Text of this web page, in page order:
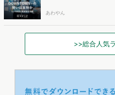
あわやん
>>総合人気